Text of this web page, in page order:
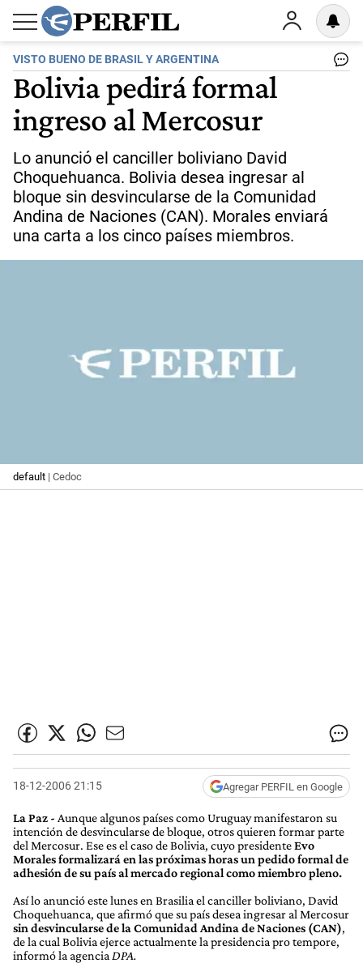
VISTO BUENO DE BRASIL Y ARGENTINA
Bolivia pedirá formal
ingreso al Mercosur
Lo anunció el canciller boliviano David
Choquehuanca. Bolivia desea ingresar al
bloque sin desvincularse de la Comunidad
Andina de Naciones (CAN). Morales enviará
una carta a los cinco países miembros.
default | Cedoc
18-12-2006 21:15 Agregar PERFIL en Google
La Paz - Aunque algunos países como Uruguay manifestaron su
intención de desvincularse de bloque, otros quieren formar parte
del Mercosur. Ese es el caso de Bolivia, cuyo presidenteEvo
Morales formalizará en las próximas horas un pedido formal de
adhesión de su país al mercado regional como miembro pleno.
Así lo anunció este lunes en Brasilia el canciller boliviano, David
Choquehuanca, que afirmó que su país desea ingresar al Mercosur
sin desvincularse de la Comunidad Andina de Naciones (CAN),
de la cual Bolivia ejerce actualmente la presidencia pro tempore,
informó la agencia DPA.